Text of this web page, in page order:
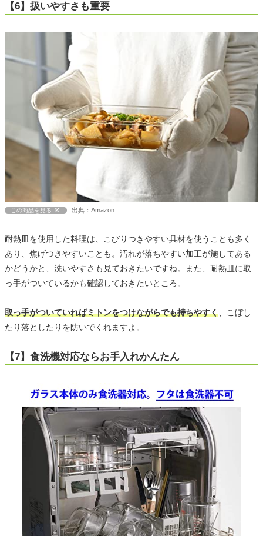
【6】扱いやすさも重要
この商品を見る 出典：Amazon
耐熱皿を使用した料理は、こびりつきやすい具材を使うことも多く
あり、焦げつきやすいことも。汚れが落ちやすい加工が施してある
かどうかと、洗いやすさも見ておきたいですね。また、耐熱皿に取
っ手がついているかも確認しておきたいところ。
取っ手がついていればミトンをつけながらでも持ちやすく、こぼし
たり落としたりを防いでくれますよ。
【7】食洗機対応ならお手入れかんたん